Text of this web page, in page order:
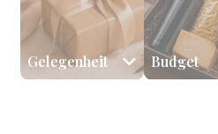
Gelegenheit Budget